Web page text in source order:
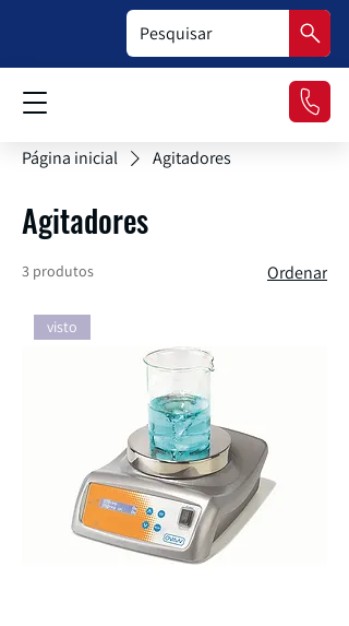
Página inicial Agitadores
Agitadores
3 produtos Ordenar
visto